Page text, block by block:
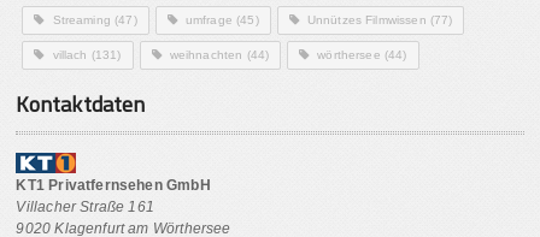
Streaming (47) umfrage (45) Unnützes Filmwissen (77)
villach (131) weihnachten (44) wörthersee (44)
Kontaktdaten
KT1 Privatfernsehen GmbH
Villacher Straße 161
9020 Klagenfurt am Wörthersee